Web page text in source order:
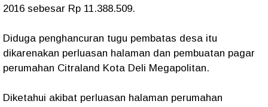
2016 sebesar Rp 11.388.509.
Diduga penghancuran tugu pembatas desa itu
dikarenakan perluasan halaman dan pembuatan pagar
perumahan Citraland Kota Deli Megapolitan.
Diketahui akibat perluasan halaman perumahan